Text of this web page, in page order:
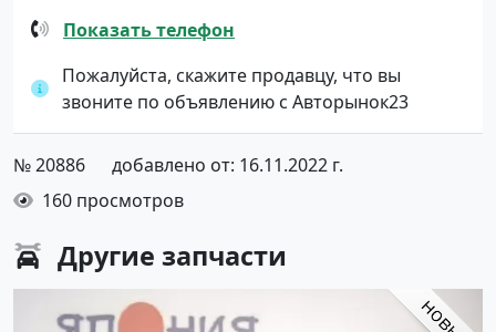
Показать телефон
Пожалуйста, скажите продавцу, что вы
звоните по объявлению с Авторынок23
№ 20886
добавлено от: 16.11.2022 г.
160 просмотров
Другие запчасти